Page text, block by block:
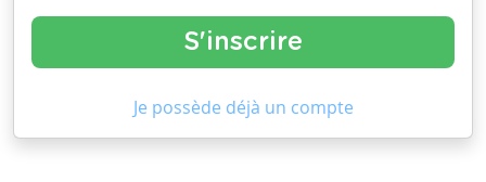
Je possède déjà un compte